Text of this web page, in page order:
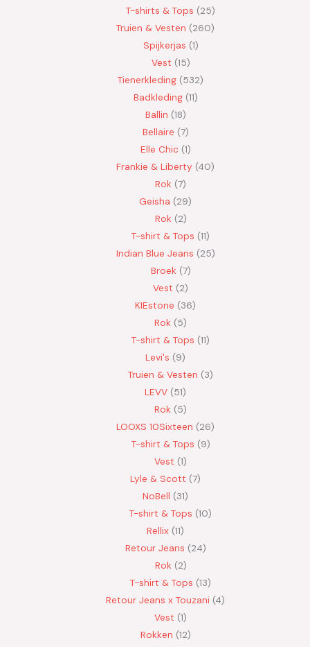
T-shirts & Tops
25
Truien & Vesten
260
Spijkerjas 1
Vest 15
Tienerkleding 532
Badkleding 11
Ballin 18
Bellaire 7
Elle Chic 1
Frankie & Liberty 40
Rok 7
Geisha
29
Rok 2
T-shirt & Tops 11
Indian Blue Jeans 25
Broek 7
Vest
2
KIEstone
36
Rok 5
T-shirt & Tops 11
Levi's
9
Truien & Vesten
3
LEVV 51
Rok 5
LOOXS 10Sixteen
26
T-shirt & Tops 9
Vest 1
Lyle & Scott 7
NoBell
31
T-shirt & Tops 10
Rellix 11
Retour Jeans 24
Rok 2
T-shirt & Tops 13
Retour Jeans x Touzani 4
Vest 1
Rokken 12